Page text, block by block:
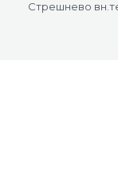
Стрешнево